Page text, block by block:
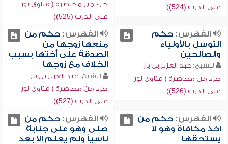
على الدرب (524))
جزء من محاضرة ( فتاوى نور
على الدرب (525))
الفهرس:حكم
التوسل بالأولياء
والصالحين
للشيخ: عبد العزيز بن باز
جزء من محاضرة ( فتاوى نور
على الدرب (526))
الفهرس:حكم من
منعها زوجها من
الصدقة على أختها بسبب
الخلاف مع زوجها
للشيخ: عبد العزيز بن باز
جزء من محاضرة ( فتاوى نور
على الدرب (527))
الفهرس:حكم من
أخذ مكافأة وهو لا
يستحقها
الفهرس:حكم من
صلى وهو على جنابة
ناسياً ولم يعلم إلا بعد